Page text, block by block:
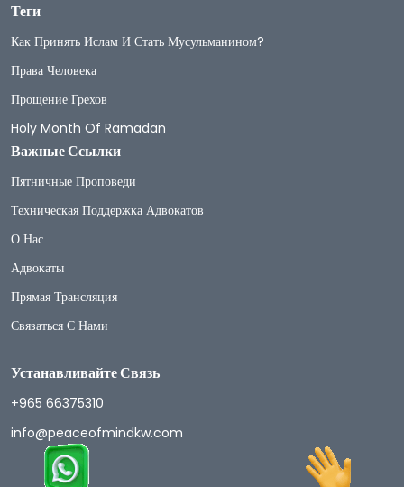
Теги
Как Принять Ислам И Стать Мусульманином?
Права Человека
Прощение Грехов
Holy Month Of Ramadan
Важные Ссылки
Пятничные Проповеди
Техническая Поддержка Адвокатов
О Нас
Адвокаты
Прямая Трансляция
Связаться С Нами
Устанавливайте Связь
+965 66375310
info@peaceofmindkw.com